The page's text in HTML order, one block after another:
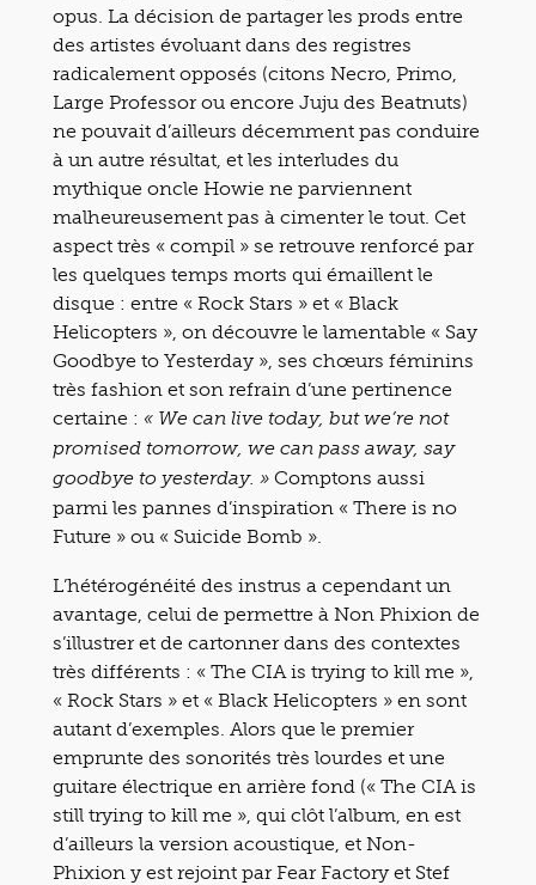
opus. La décision de partager les prods entre
des artistes évoluant dans des registres
radicalement opposés (citons Necro, Primo,
Large Professor ou encore Juju des Beatnuts)
ne pouvait d’ailleurs décemment pas conduire
à un autre résultat, et les interludes du
mythique oncle Howie ne parviennent
malheureusement pas à cimenter le tout. Cet
aspect très « compil » se retrouve renforcé par
les quelques temps morts qui émaillent le
disque : entre « Rock Stars » et « Black
Helicopters », on découvre le lamentable « Say
Goodbye to Yesterday », ses chœurs féminins
très fashion et son refrain d’une pertinence
certaine : « We can live today, but we’re not
promised tomorrow, we can pass away, say
goodbye to yesterday. » Comptons aussi
parmi les pannes d’inspiration « There is no
Future » ou « Suicide Bomb ».
L’hétérogénéité des instrus a cependant un
avantage, celui de permettre à Non Phixion de
s’illustrer et de cartonner dans des contextes
très différents : « The CIA is trying to kill me »,
« Rock Stars » et « Black Helicopters » en sont
autant d’exemples. Alors que le premier
emprunte des sonorités très lourdes et une
guitare électrique en arrière fond (« The CIA is
still trying to kill me », qui clôt l’album, en est
d’ailleurs la version acoustique, et Non-
Phixion y est rejoint par Fear Factory et Stef